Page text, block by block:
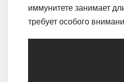
иммунитете занимает
требует особого